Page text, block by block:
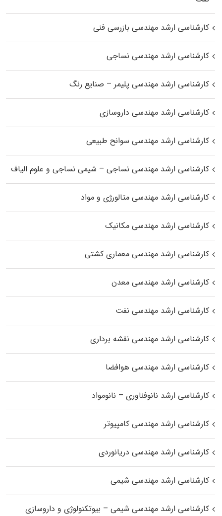
کارشناسی ارشد مهندسی بازرسی فنی
کارشناسی ارشد مهندسی نساجی
کارشناسی ارشد مهندسی پلیمر – صنایع رنگ
کارشناسی ارشد مهندسی داروسازی
کارشناسی ارشد مهندسی سوانح طبیعی
کارشناسی ارشد مهندسی نساجی – شیمی نساجی و علوم الیاف
کارشناسی ارشد مهندسی متالورژی و مواد
کارشناسی ارشد مهندسی مکانیک
کارشناسی ارشد مهندسی معماری کشتی
کارشناسی ارشد مهندسی معدن
کارشناسی ارشد مهندسی نفت
کارشناسی ارشد مهندسی نقشه برداری
کارشناسی ارشد مهندسی هوافضا
کارشناسی ارشد نانوفناوری – نانومواد
کارشناسی ارشد مهندسی کامپیوتر
کارشناسی ارشد مهندسی دریانوردی
کارشناسی ارشد مهندسی شیمی
کارشناسی ارشد مهندسی شیمی – بیوتکنولوژی و داروسازی